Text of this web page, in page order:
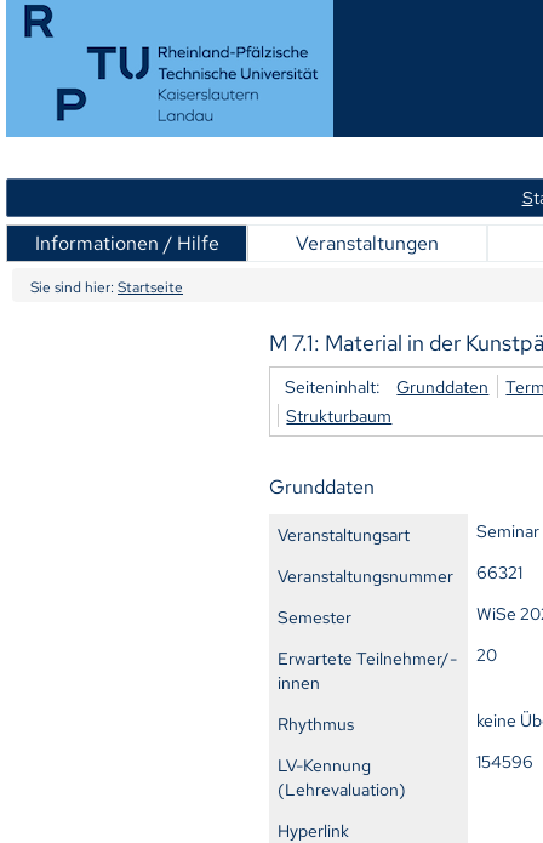
S
Informationen / Hilfe Veranstaltungen
Sie sind hier: Startseite
M 7.1: Material in der
Seiteninhalt: Grunddaten
Strukturbaum
Grunddaten
Veranstaltungsart
Seminar
Veranstaltungsnummer
66321
Semester
WiSe
Erwartete Teilnehmer/-
innen
20
Rhythmus
keine
LV-Kennung
(Lehrevaluation)
Hyperlink